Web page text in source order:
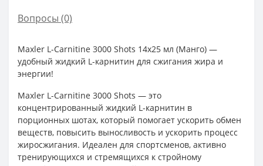
Вопросы (0)
Maxler L-Carnitine 3000 Shots 14x25 мл (Манго) —
удобный жидкий L-карнитин для сжигания жира и
энергии!
Maxler L-Carnitine 3000 Shots — это
концентрированный жидкий L-карнитин в
порционных шотах, который помогает ускорить обмен
веществ, повысить выносливость и ускорить процесс
жиросжигания. Идеален для спортсменов, активно
тренирующихся и стремящихся к стройному